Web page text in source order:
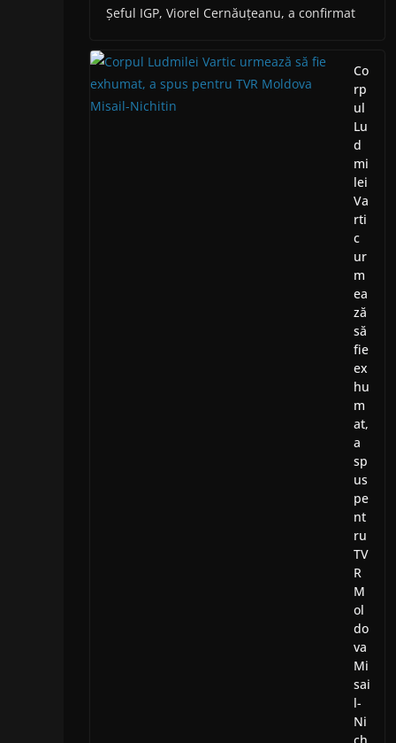
Șeful IGP, Viorel Cernăuțeanu, a confirmat
Co
rp
ul
Lu
d
mi
lei
Va
rti
c
ur
m
ea
ză
să
fie
ex
hu
m
at,
a
sp
us
pe
nt
ru
TV
R
M
ol
do
va
Mi
sai
l-
Ni